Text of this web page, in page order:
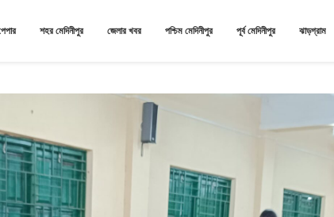
শহর মেদিনীপুর জেলার খবর পশ্চিম মেদিনীপুর পূর্ব মেদিনীপুর ঝাড়গ্রাম